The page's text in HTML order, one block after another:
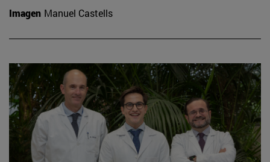
Imagen Manuel Castells